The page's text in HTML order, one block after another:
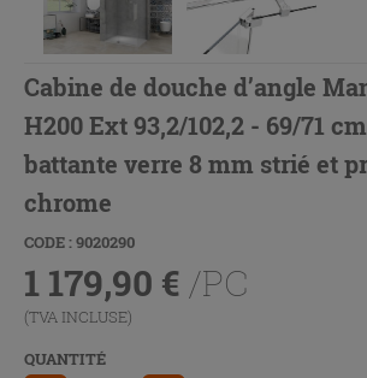
Cabine de douche d’angle
H200 Ext 93,2/102,2 - 69/71
battante verre 8 mm strié et
chrome
CODE : 9020290
1 179,90 € /PC
(TVA INCLUSE)
QUANTITÉ